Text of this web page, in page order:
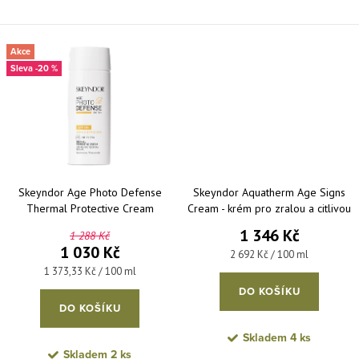
Akce
-20 %
Skeyndor Age Photo Defense
Thermal Protective Cream
obličej s vysokou ochranou 75 ml
1 288 Kč
1 030 Kč
Měrná cena:
1 373,33 Kč / 100 ml
DO KOŠÍKU
Skladem 2 ks
Skeyndor Aquatherm Age Signs
Cream - krém pro zralou a citlivou
1 346 Kč
Měrná cena:
2 692 Kč / 100 ml
DO KOŠÍKU
Skladem 4 ks